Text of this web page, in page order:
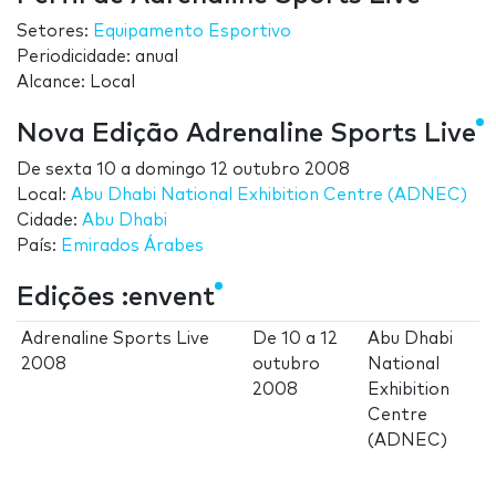
Setores: Equipamento Esportivo
Periodicidade: anual
Alcance: Local
Nova Edição Adrenaline Sports Live
De sexta 10 a domingo 12 outubro 2008
Local: Abu Dhabi National Exhibition Centre (ADNEC)
Cidade: Abu Dhabi
País: Emirados Árabes
Edições :envent
Adrenaline Sports Live
2008
De10 a12
outubro
2008
Abu Dhabi
National
Exhibition
Centre
(ADNEC)